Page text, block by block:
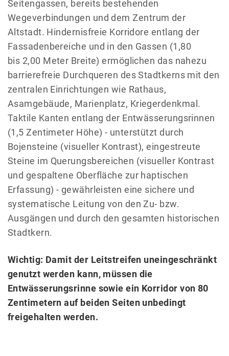
Seitengassen, bereits bestehenden
Wegeverbindungen und dem Zentrum der
Altstadt. Hindernisfreie Korridore entlang der
Fassadenbereiche und in den Gassen (1,80
bis 2,00 Meter Breite) ermöglichen das nahezu
barrierefreie Durchqueren des Stadtkerns mit den
zentralen Einrichtungen wie Rathaus,
Asamgebäude, Marienplatz, Kriegerdenkmal.
Taktile Kanten entlang der Entwässerungsrinnen
(1,5 Zentimeter Höhe) - unterstützt durch
Bojensteine (visueller Kontrast), eingestreute
Steine im Querungsbereichen (visueller Kontrast
und gespaltene Oberfläche zur haptischen
Erfassung) - gewährleisten eine sichere und
systematische Leitung von den Zu- bzw.
Ausgängen und durch den gesamten historischen
Stadtkern.
Wichtig: Damit der Leitstreifen uneingeschränkt
genutzt werden kann, müssen die
Entwässerungsrinne sowie ein Korridor von 80
Zentimetern auf beiden Seiten unbedingt
freigehalten werden.